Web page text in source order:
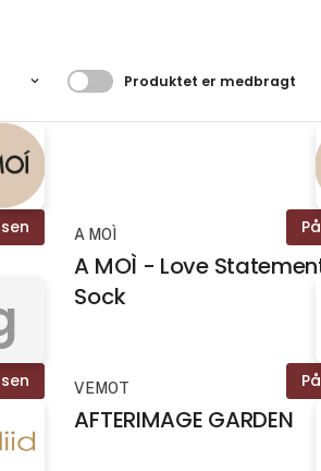
Filtrer resultater
Produktet er medbragt
A MOÌ
A MOÌ - Love
Sock
VEMOT
AFTERIMAGE GARDEN